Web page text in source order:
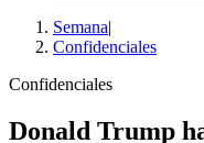
Semana|
Confidenciales
Confidenciales
Donald Trump